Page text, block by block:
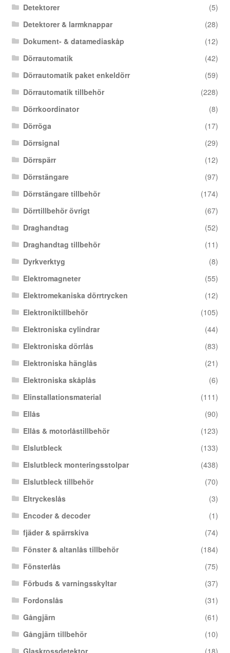
Detektorer
(5)
Detektorer & larmknappar
(28)
Dokument- & datamediaskåp
(12)
Dörrautomatik
(42)
Dörrautomatik paket enkeldörr
(59)
Dörrautomatik tillbehör
(228)
Dörrkoordinator
(8)
Dörröga
(17)
Dörrsignal
(29)
Dörrspärr
(12)
Dörrstängare
(97)
Dörrstängare tillbehör
(174)
Dörrtillbehör övrigt
(67)
Draghandtag
(52)
Draghandtag tillbehör
(11)
Dyrkverktyg
(8)
Elektromagneter
(55)
Elektromekaniska dörrtrycken
(12)
Elektroniktillbehör
(105)
Elektroniska cylindrar
(44)
Elektroniska dörrlås
(83)
Elektroniska hänglås
(21)
Elektroniska skåplås
(6)
Elinstallationsmaterial
(111)
Ellås
(90)
Ellås & motorlåstillbehör
(123)
Elslutbleck
(133)
Elslutbleck monteringsstolpar
(438)
Elslutbleck tillbehör
(70)
Eltryckeslås
(3)
Encoder & decoder
(1)
fjäder & spärrskiva
(74)
Fönster & altanlås tillbehör
(184)
Fönsterlås
(75)
Förbuds & varningsskyltar
(37)
Fordonslås
(31)
Gångjärn
(61)
Gångjärn tillbehör
(10)